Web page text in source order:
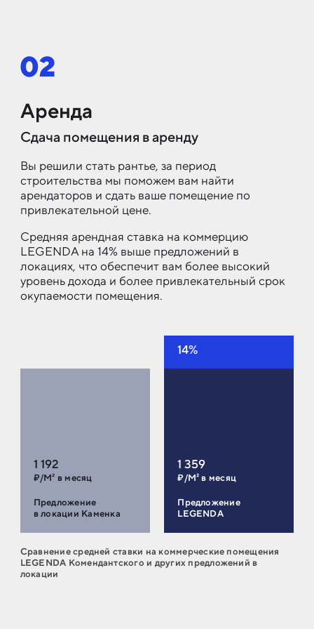
Аренда
Сдача помещения в аренду
Вы решили стать рантье, за период
строительства мы поможем вам найти
арендаторов и сдать ваше помещение по
привлекательной цене.
Средняя арендная ставка на коммерцию
LEGENDA на 14% выше предложений в
локациях, что обеспечит вам более высокий
уровень дохода и более привлекательный срок
окупаемости помещения.
1 192
₽/М² в месяц
Предложение
в локации Каменка
14%
1 359
₽/М² в месяц
Предложение
LEGENDA
Сравнение средней ставки на коммерческие помещения
LEGENDA Комендантского и других предложений в
локации